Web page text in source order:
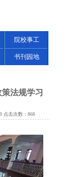
院校事工
书刊园地
法规学习
点击次数： 868